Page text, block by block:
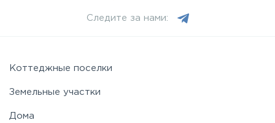
Следите за нами:
Коттеджные поселки
Земельные участки
Дома